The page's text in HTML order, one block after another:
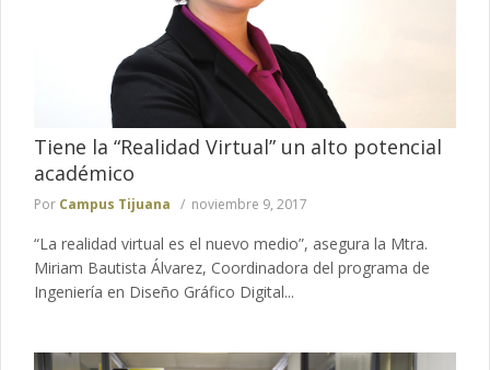
Tiene la “Realidad Virtual” un alto potencial
académico
Por Campus Tijuana noviembre 9, 2017
“La realidad virtual es el nuevo medio”, asegura la Mtra.
Miriam Bautista Álvarez, Coordinadora del programa de
Ingeniería en Diseño Gráfico Digital...